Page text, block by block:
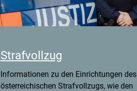
Strafvollzug
Informationen zu den Einrichtungen des
österreichischen Strafvollzugs, wie den